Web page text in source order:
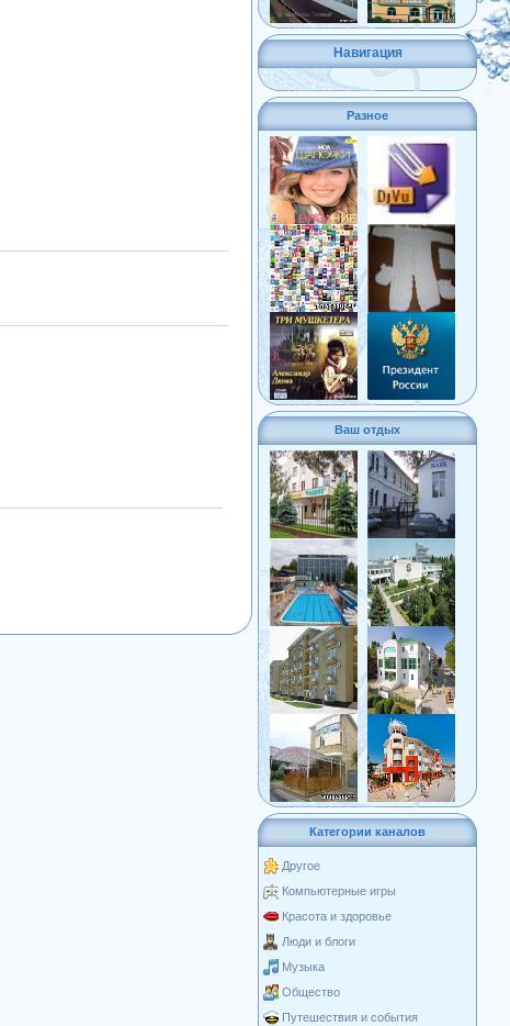
Навигация
Разное
Ваш отдых
Категории каналов
Другое
Компьютерные игры
Красота и здоровье
Люди и блоги
Музыка
Общество
Путешествия и события